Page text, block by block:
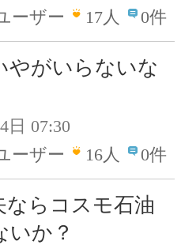
ーザー
17人 0件
やがいらないな
日 07:30
ーザー
16人 0件
ならコスモ石油
いか？